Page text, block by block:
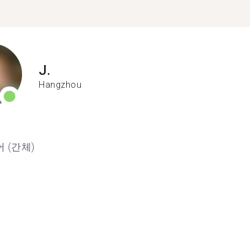
J.
Hangzhou
(간체)